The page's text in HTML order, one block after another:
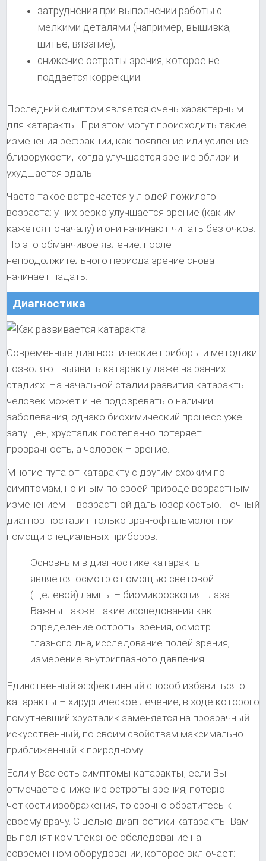
затруднения при выполнении работы с
мелкими деталями (например, вышивка,
шитье, вязание);
снижение остроты зрения, которое не
поддается коррекции.
Последний симптом является очень характерным
для катаракты. При этом могут происходить такие
изменения рефракции, как появление или усиление
близорукости, когда улучшается зрение вблизи и
ухудшается вдаль.
Часто такое встречается у людей пожилого
возраста: у них резко улучшается зрение (как им
кажется поначалу) и они начинают читать без очков.
Но это обманчивое явление: после
непродолжительного периода зрение снова
начинает падать.
Диагностика
Современные диагностические приборы и методики
позволяют выявить катаракту даже на ранних
стадиях. На начальной стадии развития катаракты
человек может и не подозревать о наличии
заболевания, однако биохимический процесс уже
запущен, хрусталик постепенно потеряет
прозрачность, а человек – зрение.
Многие путают катаракту с другим схожим по
симптомам, но иным по своей природе возрастным
изменением – возрастной дальнозоркостью. Точный
диагноз поставит только врач-офтальмолог при
помощи специальных приборов.
Основным в диагностике катаракты
является осмотр с помощью световой
(щелевой) лампы – биомикроскопия глаза.
Важны также такие исследования как
определение остроты зрения, осмотр
глазного дна, исследование полей зрения,
измерение внутриглазного давления.
Единственный эффективный способ избавиться от
катаракты – хирургическое лечение, в ходе которого
помутневший хрусталик заменяется на прозрачный
искусственный, по своим свойствам максимально
приближенный к природному.
Если у Вас есть симптомы катаракты, если Вы
отмечаете снижение остроты зрения, потерю
четкости изображения, то срочно обратитесь к
своему врачу. С целью диагностики катаракты Вам
выполнят комплексное обследование на
современном оборудовании, которое включает: